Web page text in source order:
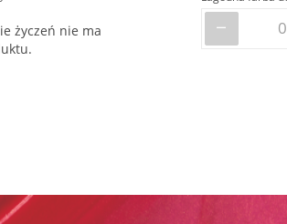
życzeń nie ma